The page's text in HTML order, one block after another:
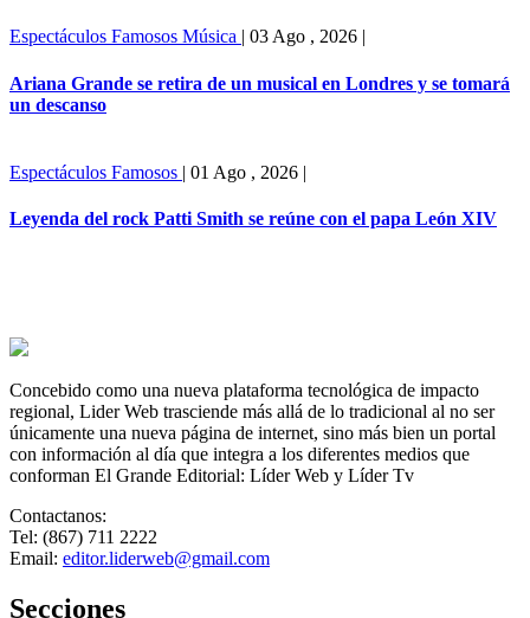
Espectáculos Famosos Música | 03 Ago , 2026 |
Ariana Grande se retira de un musical en Londres y se tomará
un descanso
Espectáculos Famosos | 01 Ago , 2026 |
Leyenda del rock Patti Smith se reúne con el papa León XIV
Concebido como una nueva plataforma tecnológica de impacto
regional, Lider Web trasciende más allá de lo tradicional al no ser
únicamente una nueva página de internet, sino más bien un portal
con información al día que integra a los diferentes medios que
conforman El Grande Editorial: Líder Web y Líder Tv
Contactanos:
Tel: (867) 711 2222
Email: editor.liderweb@gmail.com
Secciones